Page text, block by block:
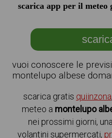
scarica app per il meteo
vuoi conoscere le
montelupo albese
scarica gratis quiinzona
meteo a montelupo
nei prossimi giorni,
volantini supermercati,